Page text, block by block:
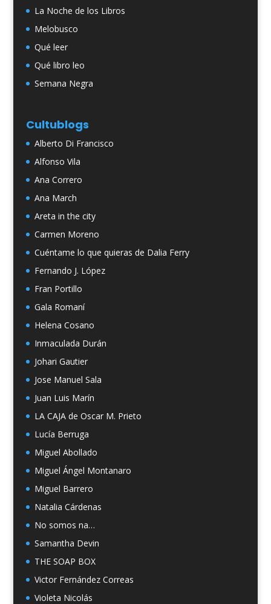
La Noche de los Libros
Melobusco
Qué leer
Qué libro leo
Semana Negra
Cultublogs
Alberto Di Francisco
Alfonso Vila
Ana Correro
Ana March
Areta in the city
Carmen Moreno
Cuéntame lo que quieras de Dalia Ferry
Fernando J. López
Fran Portillo
Gala Romaní
Helena Cosano
Inmaculada Durán
Johari Gautier
Jose Manuel Sala
Juan Luis Marín
LA CAJA de Oscar M. Prieto
Lucía Berruga
Miguel Abollado
Miguel Ángel Montanaro
Miguel Barrero
Natalia Cárdenas
No somos na…
Samantha Devin
THE SOAP BOX
Victor Fernández Correas
Violeta Nicolás